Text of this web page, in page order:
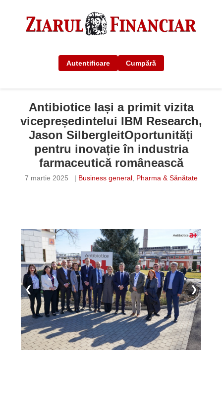
Autentificare Cumpără
Antibiotice Iași a primit vizita
vicepreședintelui IBM Research,
Jason SilbergleitOportunități
pentru inovație în industria
farmaceutică românească
7 martie 2025 | Business general, Pharma & Sănătate
❮ ❯